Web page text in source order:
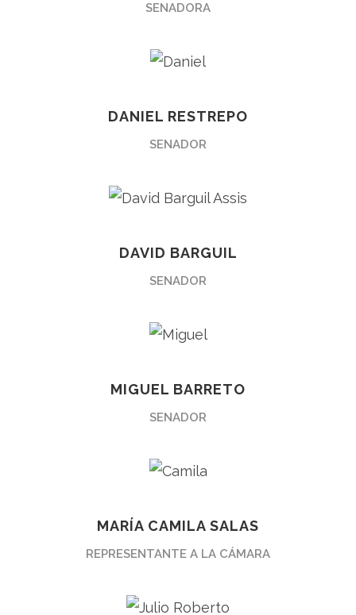
SENADORA
DANIEL RESTREPO
SENADOR
DAVID BARGUIL
SENADOR
MIGUEL BARRETO
SENADOR
MARÍA CAMILA SALAS
REPRESENTANTE A LA CÁMARA